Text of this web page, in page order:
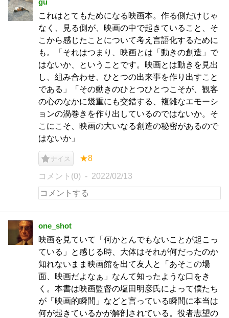
gu
これはとてもためになる映画本。作る側だけじゃ
なく、見る側が、映画の中で起きていること、そ
こから感じたことについて考え言語化するために
も。「それはつまり、映画とは「動きの創造」で
はないか、ということです。映画とは動きを見出
し、組み合わせ、ひとつの出来事を作り出すこと
である」「その動きのひとつひとつこそが、観客
の心のなかに幾重にも交錯する、複雑なエモーシ
ョンの渦巻きを作り出しているのではないか。そ
こにこそ、映画の大いなる創造の秘密があるので
はないか」
ナイス ★8
コメント(0) 2022/02/13
one_shot
映画を見ていて「何かとんでもないことが起こっ
ている」と感じる時、大体はそれが何だったのか
知れないまま映画館を出て友人と「あそこの場
面、映画だよなぁ」なんて知ったような口をき
く。本書は映画監督の塩田明彦氏によって僕たち
が「映画的瞬間」などと言っている瞬間に本当は
何が起きているかが解剖されている。役者志望の